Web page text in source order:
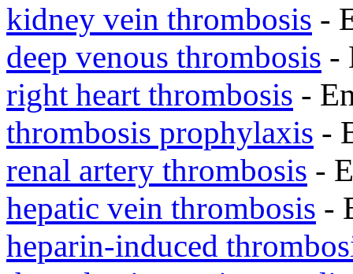
kidney vein thrombosis -
deep venous thrombosis -
right heart thrombosis -
thrombosis prophylaxis -
renal artery thrombosis -
hepatic vein thrombosis -
heparin-induced